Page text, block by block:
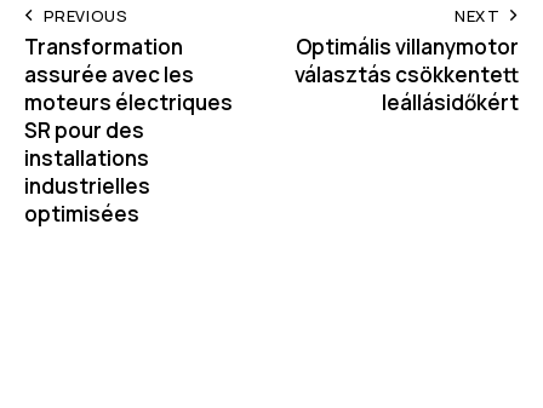
Post
navigation
PREVIOUS
Transformation
assurée avec les
moteurs électriques
SR pour des
installations
industrielles
optimisées
NEXT
Optimális villanymotor
választás csökkentett
leállásidőkért